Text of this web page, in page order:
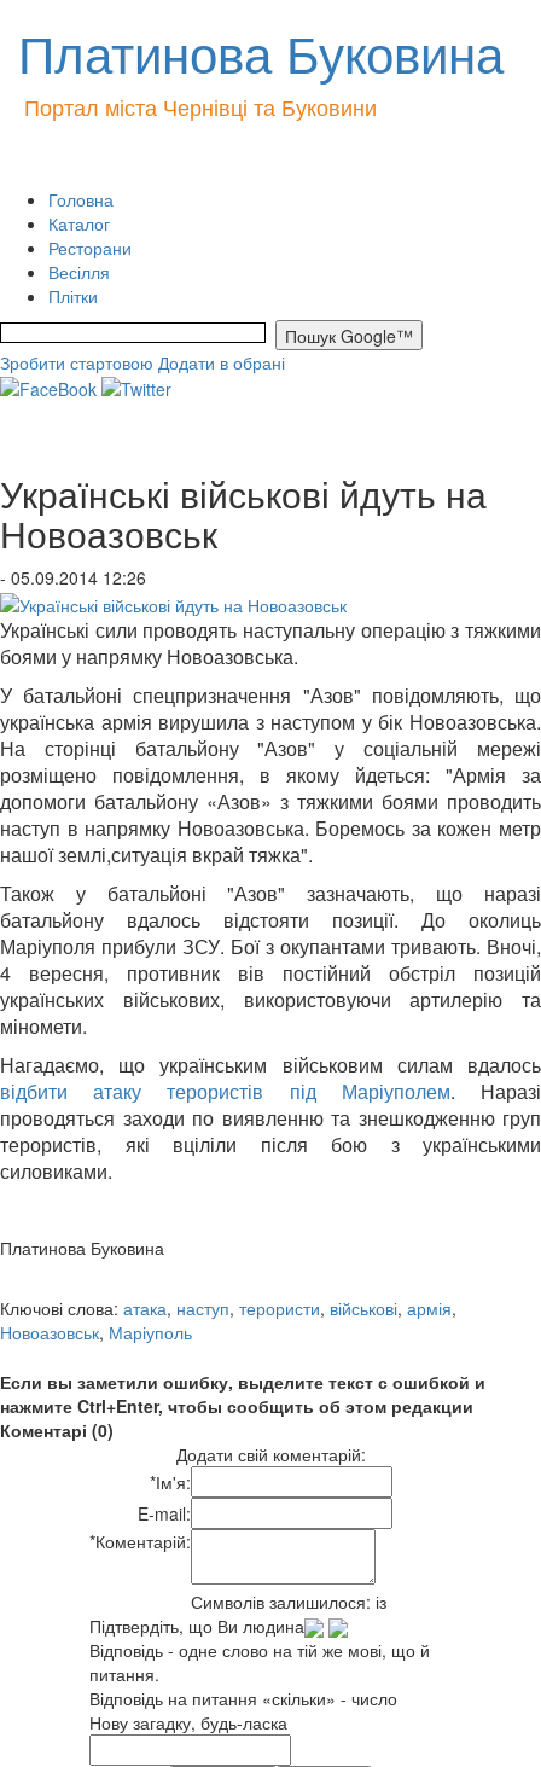
Платинова Буковина
Портал міста Чернівці та Буковини
Головна
Каталог
Ресторани
Весілля
Плітки
Зробити стартовою Додати в обрані
Українські військові йдуть на
Новоазовськ
- 05.09.2014 12:26
Українські сили проводять наступальну операцію з тяжкими
боями у напрямку Новоазовська.
У батальйоні спецпризначення "Азов" повідомляють, що
українська армія вирушила з наступом у бік Новоазовська.
На сторінці батальйону "Азов" у соціальній мережі
розміщено повідомлення, в якому йдеться: "Армія за
допомоги батальйону «Азов» з тяжкими боями проводить
наступ в напрямку Новоазовська. Боремось за кожен метр
нашої землі,ситуація вкрай тяжка".
Також у батальйоні "Азов" зазначають, що наразі
батальйону вдалось відстояти позиції. До околиць
Маріуполя прибули ЗСУ. Бої з окупантами тривають. Вночі,
4 вересня, противник вів постійний обстріл позицій
українських військових, використовуючи артилерію та
міномети.
Нагадаємо, що українським військовим силам вдалось
відбити атаку терористів під Маріуполем. Наразі
проводяться заходи по виявленню та знешкодженню груп
терористів, які вціліли після бою з українськими
силовиками.
Платинова Буковина
Ключові слова: атака, наступ, терористи, військові, армія,
Новоазовськ, Маріуполь
Если вы заметили ошибку, выделите текст с ошибкой и
нажмите Ctrl+Enter, чтобы сообщить об этом редакции
Коментарі (0)
Додати свій коментарій:
*Ім'я:
E-mail:
*Коментарій:
Символів залишилося: із
Підтвердіть, що Ви людина
Відповідь - одне слово на тій же мові, що й
питання.
Відповідь на питання «скільки» - число
Нову загадку, будь-ласка